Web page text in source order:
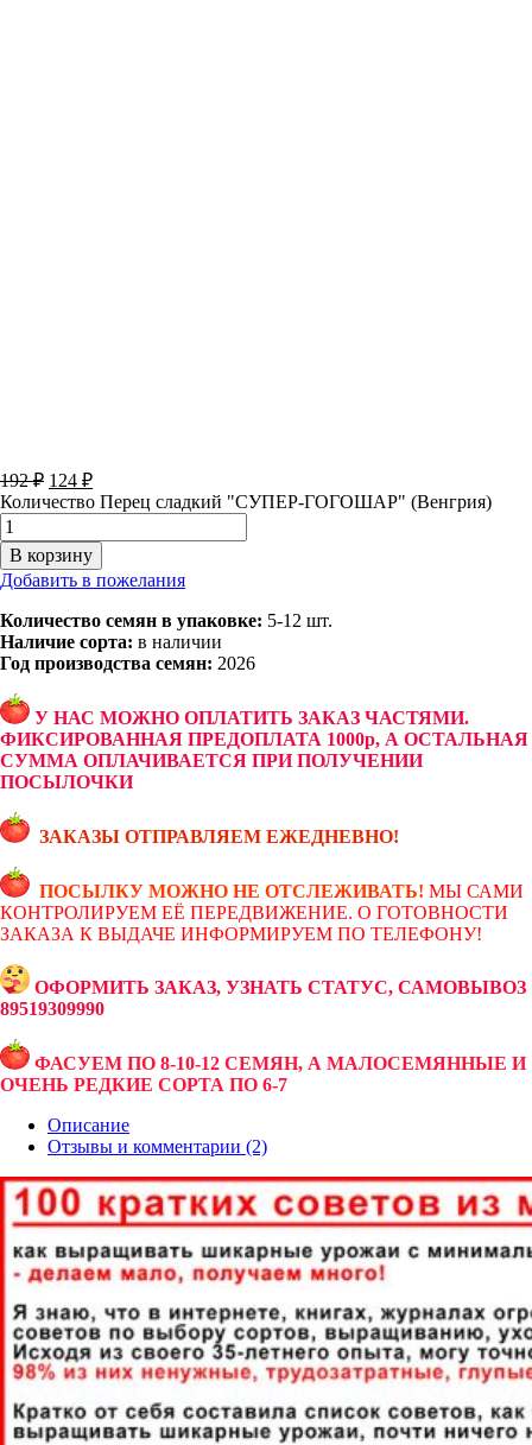
192₽ 124 ₽
Количество Перец сладкий "СУПЕР-ГОГОШАР" (Венгрия)
В корзину
Добавить в пожелания
Количество семян в упаковке: 5-12 шт.
Наличие сорта: в наличии
Год производства семян: 2026
У НАС МОЖНО ОПЛАТИТЬ ЗАКАЗ ЧАСТЯМИ.
ФИКСИРОВАННАЯ ПРЕДОПЛАТА 1000р, А ОСТАЛЬНАЯ
СУММА ОПЛАЧИВАЕТСЯ ПРИ ПОЛУЧЕНИИ
ПОСЫЛОЧКИ
ЗАКАЗЫ ОТПРАВЛЯЕМ ЕЖЕДНЕВНО!
ПОСЫЛКУ МОЖНО НЕ ОТСЛЕЖИВАТЬ! МЫ САМИ
КОНТРОЛИРУЕМ ЕЁ ПЕРЕДВИЖЕНИЕ. О ГОТОВНОСТИ
ЗАКАЗА К ВЫДАЧЕ ИНФОРМИРУЕМ ПО ТЕЛЕФОНУ!
ОФОРМИТЬ ЗАКАЗ, УЗНАТЬ СТАТУС, САМОВЫВОЗ
89519309990
ФАСУЕМ ПО 8-10-12 СЕМЯН, А МАЛОСЕМЯННЫЕ И
ОЧЕНЬ РЕДКИЕ СОРТА ПО 6-7
Описание
Отзывы и комментарии (2)